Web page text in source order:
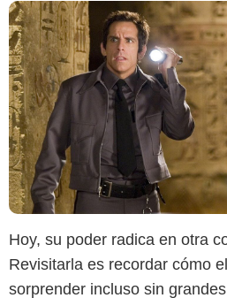
Hoy, su poder radica en otra
Revisitarla es recordar cómo
sorprender incluso sin